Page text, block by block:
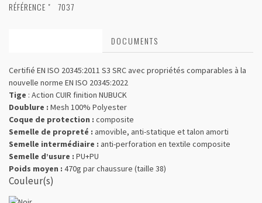
RÉFÉRENCE " 7037
DOCUMENTS
Certifié EN ISO 20345:2011 S3 SRC avec propriétés comparables à la
nouvelle norme EN ISO 20345:2022
Tige : Action CUIR finition NUBUCK
Doublure : Mesh 100% Polyester
Coque de protection : composite
Semelle de propreté : amovible, anti-statique et talon amorti
Semelle intermédiaire : anti-perforation en textile composite
Semelle d’usure : PU+PU
Poids moyen : 470g par chaussure (taille 38)
Couleur(s)